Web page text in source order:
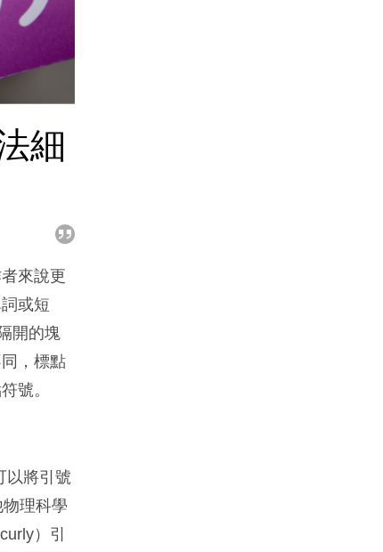
細
來說更
或短
開的塊
，標點
號。
以將引號
理科學
）引